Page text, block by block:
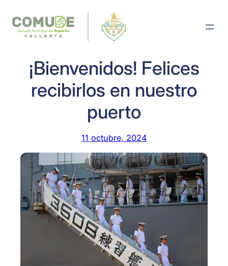
contenido
¡Bienvenidos! Felices
recibirlos en nuestro
puerto
11 octubre, 2024